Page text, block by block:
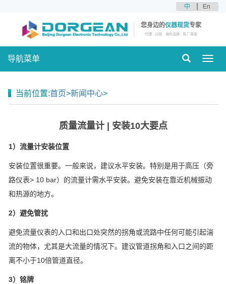
中 En
您身边的仪器现货专家
代理 分销 海外品牌 原厂原装
导航菜单
当前位置:首页>新闻中心>
质量流量计 | 安装10大要点
1）流量计安装位置
安装位置很重要。一般来说，建议水平安装。特别是用于高压（旁
路仪表> 10 bar）的流量计需水平安装。避免安装在靠近机械振动
和热源的地方。
2）避免管扰
避免流量仪表的入口和出口处突然的拐角或流路中任何可能引起湍
流的物体，尤其是大流量的情况下。建议管道拐角和入口之间的距
离不小于10倍管道直径。
3）铭牌